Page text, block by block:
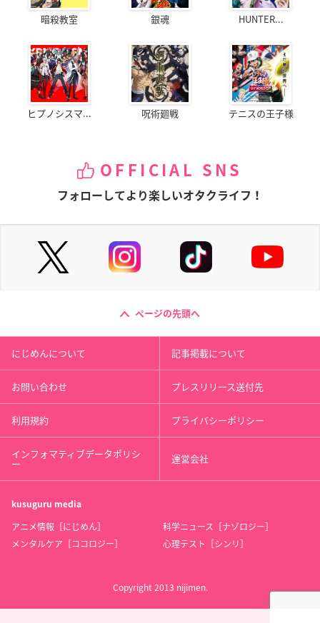
暗殺教室 銀魂 HUNTER...
ヒプノシスマ... 呪術廻戦 テニスの王子様
OFFICIAL SNS
フォローしてより楽しいオタクライフ！
ページの先頭へ
にじめんについて 記事掲載について
お問い合わせ プレスリリース送付先
利用規約 プライバシーポリシー
インフォマティブデータポリシ
ー 運営会社
kusuguru media
アニメ情報［にじめん］
科学ニュース［ナゾロジー］
メンタルケア［ココロジー］
心理テスト［シンリ］
Copyright 2013 nijimen.